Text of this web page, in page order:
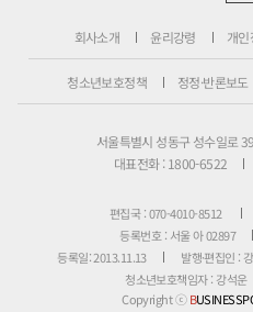
회사소개 윤리강령 개
청소년보호정책 정정·반론보도
서울특별시 성동구 성수일로
대표전화 : 1800-6522
편집국 : 070-4010-8512
등록번호 : 서울 아 02897
등록일: 2013.11.13
발행·편집인 :
청소년보호책임자 : 강석운
Copyright ⓒB